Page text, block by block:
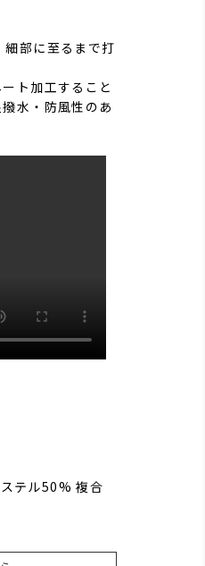
部に至るまで打
ト加工すること
水・防風性のあ
テル50% 複合